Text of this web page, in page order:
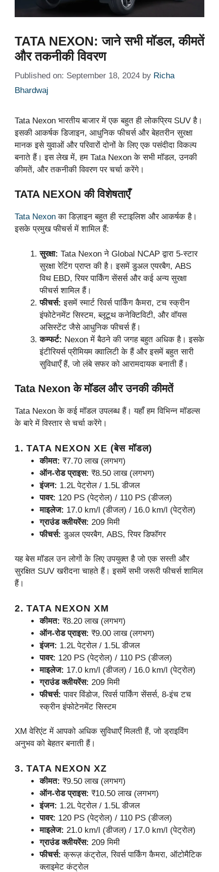
TATA NEXON: जाने सभी मॉडल, कीमतें
और तकनीकी विवरण
Published on: September 18, 2024 by Richa
Bhardwaj
Tata Nexon भारतीय बाजार में एक बहुत ही लोकप्रिय SUV है।
इसकी आकर्षक डिजाइन, आधुनिक फीचर्स और बेहतरीन सुरक्षा
मानक इसे युवाओं और परिवारों दोनों के लिए एक पसंदीदा विकल्प
बनाते हैं। इस लेख में, हम Tata Nexon के सभी मॉडल, उनकी
कीमतें, और तकनीकी विवरण पर चर्चा करेंगे।
TATA NEXON की विशेषताएँ
Tata Nexon का डिज़ाइन बहुत ही स्टाइलिश और आकर्षक है।
इसके प्रमुख फीचर्स में शामिल हैं:
सुरक्षा: Tata Nexon ने Global NCAP द्वारा 5-स्टार
सुरक्षा रेटिंग प्राप्त की है। इसमें डुअल एयरबैग, ABS
विथ EBD, रियर पार्किंग सेंसर्स और कई अन्य सुरक्षा
फीचर्स शामिल हैं।
फीचर्स: इसमें स्मार्ट रिवर्स पार्किंग कैमरा, टच स्क्रीन
इंफोटेनमेंट सिस्टम, ब्लूटूथ कनेक्टिविटी, और वॉयस
असिस्टेंट जैसे आधुनिक फीचर्स हैं।
कम्फर्ट: Nexon में बैठने की जगह बहुत अधिक है। इसके
इंटीरियर्स प्रीमियम क्वालिटी के हैं और इसमें बहुत सारी
सुविधाएँ हैं, जो लंबे सफर को आरामदायक बनाती हैं।
Tata Nexon के मॉडल और उनकी कीमतें
Tata Nexon के कई मॉडल उपलब्ध हैं। यहाँ हम विभिन्न मॉडल्स
के बारे में विस्तार से चर्चा करेंगे।
1. TATA NEXON XE (बेस मॉडल)
कीमत: ₹7.70 लाख (लगभग)
ऑन-रोड प्राइस: ₹8.50 लाख (लगभग)
इंजन: 1.2L पेट्रोल / 1.5L डीजल
पावर: 120 PS (पेट्रोल) / 110 PS (डीजल)
माइलेज: 17.0 km/l (डीजल) / 16.0 km/l (पेट्रोल)
ग्राउंड क्लीयरेंस: 209 मिमी
फीचर्स: डुअल एयरबैग, ABS, रियर डिफॉगर
यह बेस मॉडल उन लोगों के लिए उपयुक्त है जो एक सस्ती और
सुरक्षित SUV खरीदना चाहते हैं। इसमें सभी जरूरी फीचर्स शामिल
हैं।
2. TATA NEXON XM
कीमत: ₹8.20 लाख (लगभग)
ऑन-रोड प्राइस: ₹9.00 लाख (लगभग)
इंजन: 1.2L पेट्रोल / 1.5L डीजल
पावर: 120 PS (पेट्रोल) / 110 PS (डीजल)
माइलेज: 17.0 km/l (डीजल) / 16.0 km/l (पेट्रोल)
ग्राउंड क्लीयरेंस: 209 मिमी
फीचर्स: पावर विंडोज, रिवर्स पार्किंग सेंसर्स, 8-इंच टच
स्क्रीन इंफोटेनमेंट सिस्टम
XM वेरिएंट में आपको अधिक सुविधाएँ मिलती हैं, जो ड्राइविंग
अनुभव को बेहतर बनाती हैं।
3. TATA NEXON XZ
कीमत: ₹9.50 लाख (लगभग)
ऑन-रोड प्राइस: ₹10.50 लाख (लगभग)
इंजन: 1.2L पेट्रोल / 1.5L डीजल
पावर: 120 PS (पेट्रोल) / 110 PS (डीजल)
माइलेज: 21.0 km/l (डीजल) / 17.0 km/l (पेट्रोल)
ग्राउंड क्लीयरेंस: 209 मिमी
फीचर्स: क्रूज़ कंट्रोल, रिवर्स पार्किंग कैमरा, ऑटोमैटिक
क्लाइमेट कंट्रोल